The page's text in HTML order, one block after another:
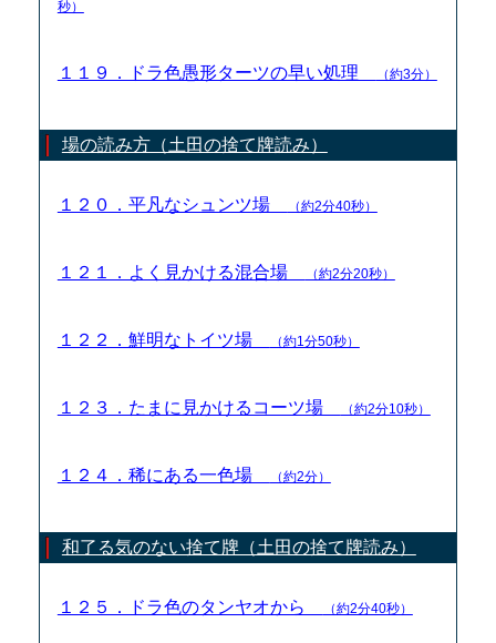
秒）
１１９．ドラ色愚形ターツの早い処理 （約3分）
場の読み方（土田の捨て牌読み）
１２０．平凡なシュンツ場 （約2分40秒）
１２１．よく見かける混合場 （約2分20秒）
１２２．鮮明なトイツ場 （約1分50秒）
１２３．たまに見かけるコーツ場 （約2分10秒）
１２４．稀にある一色場 （約2分）
和了る気のない捨て牌（土田の捨て牌読み）
１２５．ドラ色のタンヤオから （約2分40秒）